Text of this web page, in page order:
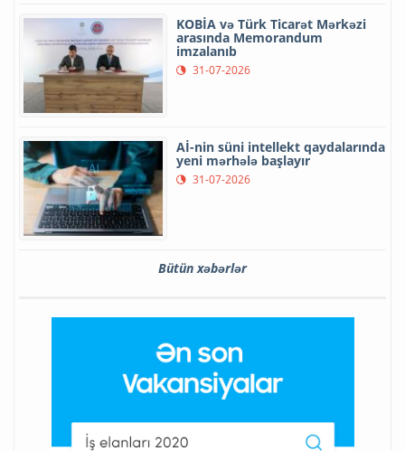
KOBİA və Türk Ticarət Mərkəzi
arasında Memorandum
imzalanıb
31-07-2026
Aİ-nin süni intellekt qaydalarında
yeni mərhələ başlayır
31-07-2026
Bütün xəbərlər